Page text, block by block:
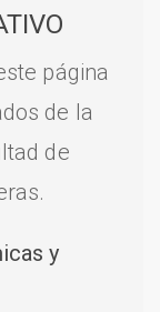
página
de la
de
y